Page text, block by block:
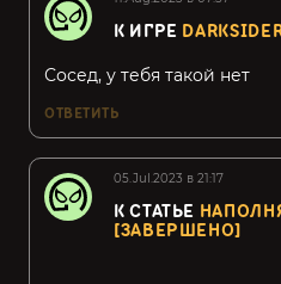
К ИГРЕ
Сосед, у тебя такой нет
ОТВЕТИТЬ
05.Jul.2023 в 21:17
К СТАТЬЕ
[ЗАВЕРШЕНО]